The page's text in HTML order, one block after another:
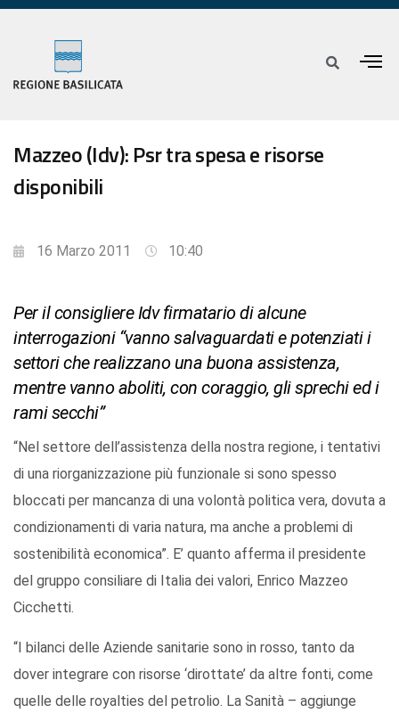
Mazzeo (Idv): Psr tra spesa e risorse
disponibili
16 Marzo 2011 10:40
Per il consigliere Idv firmatario di alcune
interrogazioni “vanno salvaguardati e potenziati i
settori che realizzano una buona assistenza,
mentre vanno aboliti, con coraggio, gli sprechi ed i
rami secchi”
“Nel settore dell’assistenza della nostra regione, i tentativi
di una riorganizzazione più funzionale si sono spesso
bloccati per mancanza di una volontà politica vera, dovuta a
condizionamenti di varia natura, ma anche a problemi di
sostenibilità economica”. E’ quanto afferma il presidente
del gruppo consiliare di Italia dei valori, Enrico Mazzeo
Cicchetti.
“I bilanci delle Aziende sanitarie sono in rosso, tanto da
dover integrare con risorse ‘dirottate’ da altre fonti, come
quelle delle royalties del petrolio. La Sanità – aggiunge